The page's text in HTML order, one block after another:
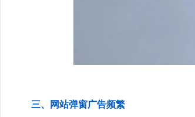
三、网站弹窗广告频繁